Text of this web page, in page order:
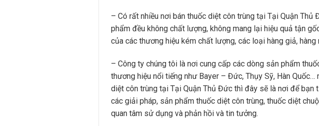
– Có rất nhiều nơi bán thuốc diệt côn trùng tại Tại Quận
phẩm đều không chất lượng, không mang lại hiệu quả tận
của các thương hiệu kém chất lượng, các loại hàng giả, hàng
– Công ty chúng tôi là nơi cung cấp các dòng sản phẩm
thương hiệu nổi tiếng như Bayer – Đức, Thụy Sỹ, Hàn
diệt côn trùng tại Tại Quận Thủ Đức thì đây sẽ là nơi để bạn
các giải pháp, sản phẩm thuốc diệt côn trùng, thuốc diệt
quan tâm sử dụng và phản hồi và tin tưởng.